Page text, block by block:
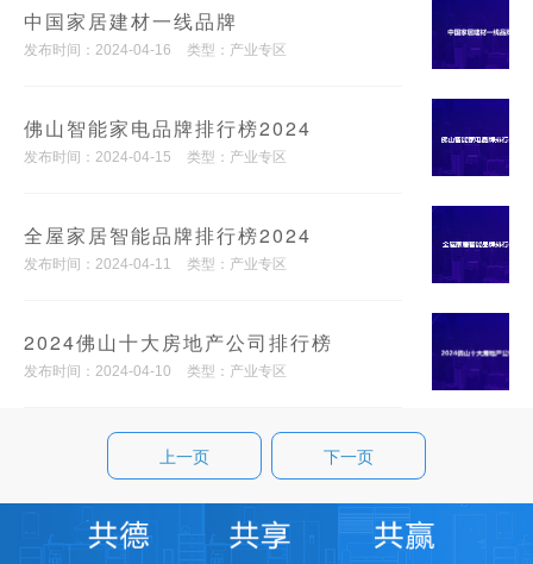
中国家居建材一线品牌
发布时间：2024-04-16 类型：产业专区
佛山智能家电品牌排行榜2024
发布时间：2024-04-15 类型：产业专区
全屋家居智能品牌排行榜2024
发布时间：2024-04-11 类型：产业专区
2024佛山十大房地产公司排行榜
发布时间：2024-04-10 类型：产业专区
上一页 下一页